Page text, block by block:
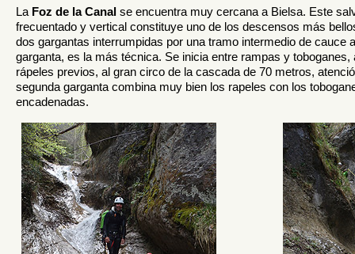
La Foz de la Canal se encuentra muy cercana a Bielsa. Este
frecuentado y vertical constituye uno de los descensos más
dos gargantas interrumpidas por una tramo intermedio de cauce
garganta, es la más técnica. Se inicia entre rampas y
rápeles previos, al gran circo de la cascada de 70 metros,
segunda garganta combina muy bien los rapeles con los
encadenadas.